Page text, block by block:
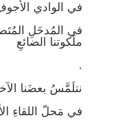
الوادي الأجوفِ
المُدخَلِ المُتَصدِّعِ من
الضائعِ
بعضَنا الآخرَ
مَحلّ اللقاءِ الأخيرِ